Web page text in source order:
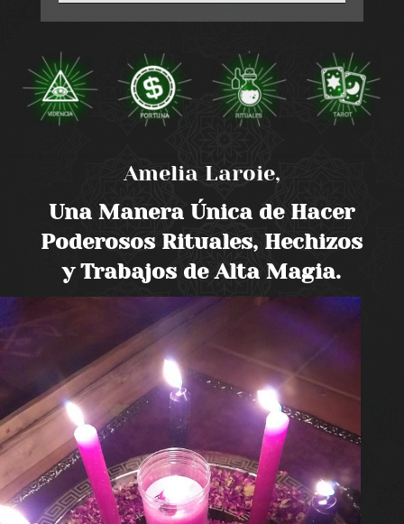
Amelia Laroie,
Una Manera Única de Hacer
Poderosos Rituales, Hechizos
y Trabajos de Alta Magia.